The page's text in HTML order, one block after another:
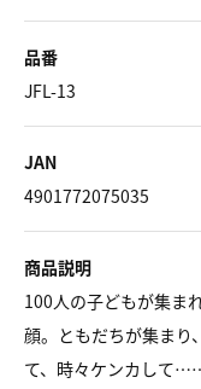
品番
JFL-13
JAN
4901772075035
商品説明
100人の子どもが集ま
顔。ともだちが集まり
て、時々ケンカして